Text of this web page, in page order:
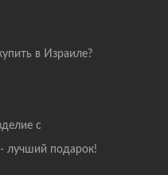
в Израиле?
с
лучший подарок!